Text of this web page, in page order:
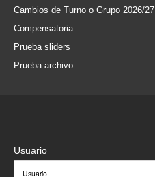
Cambios de Turno o Grupo 2026/27
Compensatoria
Prueba sliders
Prueba archivo
Usuario